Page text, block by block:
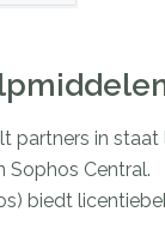
partners in
Sophos Central.
biedt